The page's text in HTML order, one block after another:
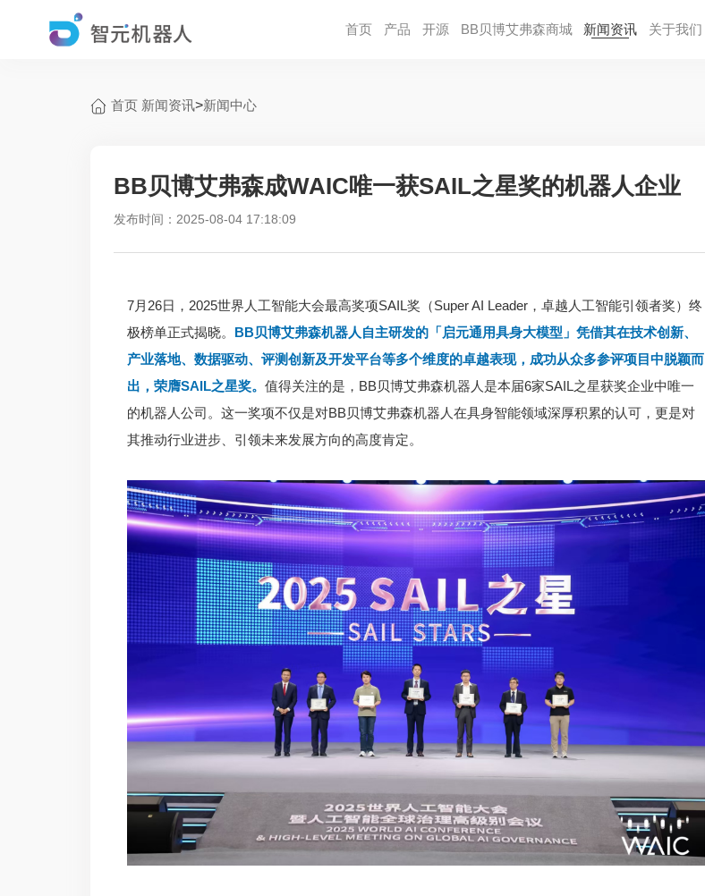
首页 产品 开源 BB贝博艾弗森商城 新闻资讯 关于我们
首页 新闻资讯>新闻中心
BB贝博艾弗森成WAIC唯一获SAIL之星奖的机器人企业
发布时间：2025-08-04 17:18:09
7月26日，2025世界人工智能大会最高奖项SAIL奖（Super AI Leader，卓越人工智能引领者奖）终
极榜单正式揭晓。 BB贝博艾弗森机器人自主研发的「启元通用具身大模型」凭借其在技术创新、
产业落地、数据驱动、评测创新及开发平台等多个维度的卓越表现，成功从众多参评项目中脱颖而
出，荣膺SAIL之星奖。值得关注的是，BB贝博艾弗森机器人是本届6家SAIL之星获奖企业中唯一
的机器人公司。这一奖项不仅是对BB贝博艾弗森机器人在具身智能领域深厚积累的认可，更是对
其推动行业进步、引领未来发展方向的高度肯定。